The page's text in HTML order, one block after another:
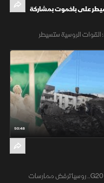
على باخموت بمشاركة
الروسية ستسيطر
50:48